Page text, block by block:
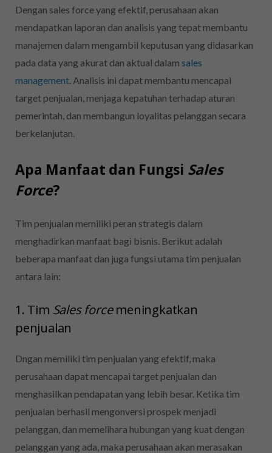
Dengan sales force yang efektif, perusahaan akan
mendapatkan laporan dan analisis yang tepat membantu
manajemen dalam mengambil keputusan yang didasarkan
pada data yang akurat dan aktual dalam sales
management. Analisis ini dapat membantu mencapai
target penjualan, menjaga kepatuhan terhadap aturan
pemerintah, dan membangun loyalitas pelanggan secara
berkelanjutan.
Apa Manfaat dan Fungsi Sales
Force?
Tim penjualan memiliki peran strategis dalam
menghadirkan manfaat bagi bisnis. Berikut adalah
beberapa manfaat dan juga fungsi utama tim penjualan
antara lain:
1. Tim Salesforcemeningkatkan
penjualan
Dngan memiliki tim penjualan yang efektif, maka
perusahaan dapat mencapai target penjualan dan
menghasilkan pendapatan yang lebih besar. Ketika tim
penjualan berhasil mengonversi prospek menjadi
pelanggan, dan memelihara hubungan yang kuat dengan
pelanggan yang ada, maka perusahaan akan merasakan